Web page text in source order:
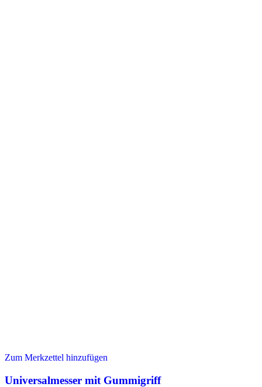
Zum Merkzettel hinzufügen
Universalmesser mit Gummigriff